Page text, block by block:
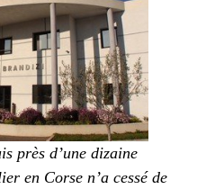
près d’une dizaine
en Corse n’a cessé de